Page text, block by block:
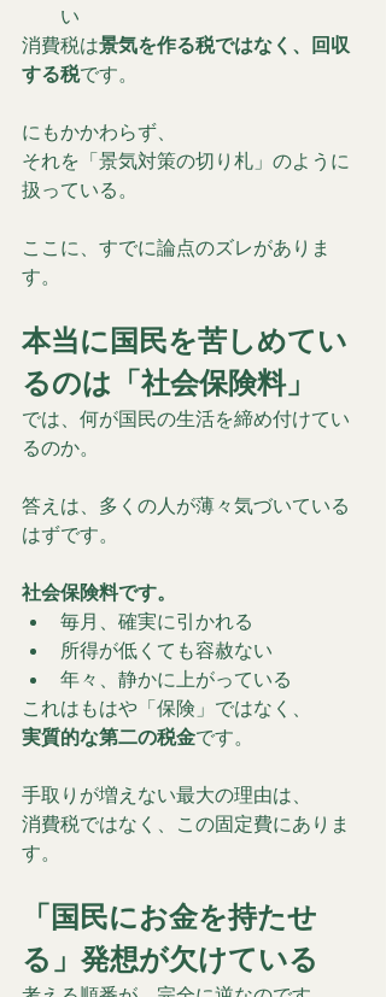
い
消費税は景気を作る税ではなく、回収
する税です。
にもかかわらず、
それを「景気対策の切り札」のように
扱っている。
ここに、すでに論点のズレがありま
す。
本当に国民を苦しめてい
るのは「社会保険料」
では、何が国民の生活を締め付けてい
るのか。
答えは、多くの人が薄々気づいている
はずです。
社会保険料です。
毎月、確実に引かれる
所得が低くても容赦ない
年々、静かに上がっている
これはもはや「保険」ではなく、
実質的な第二の税金です。
手取りが増えない最大の理由は、
消費税ではなく、この固定費にありま
す。
「国民にお金を持たせ
る」発想が欠けている